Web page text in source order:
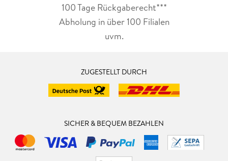
100 Tage Rückgaberecht***
Abholung in über 100 Filialen
uvm.
ZUGESTELLT DURCH
SICHER & BEQUEM BEZAHLEN